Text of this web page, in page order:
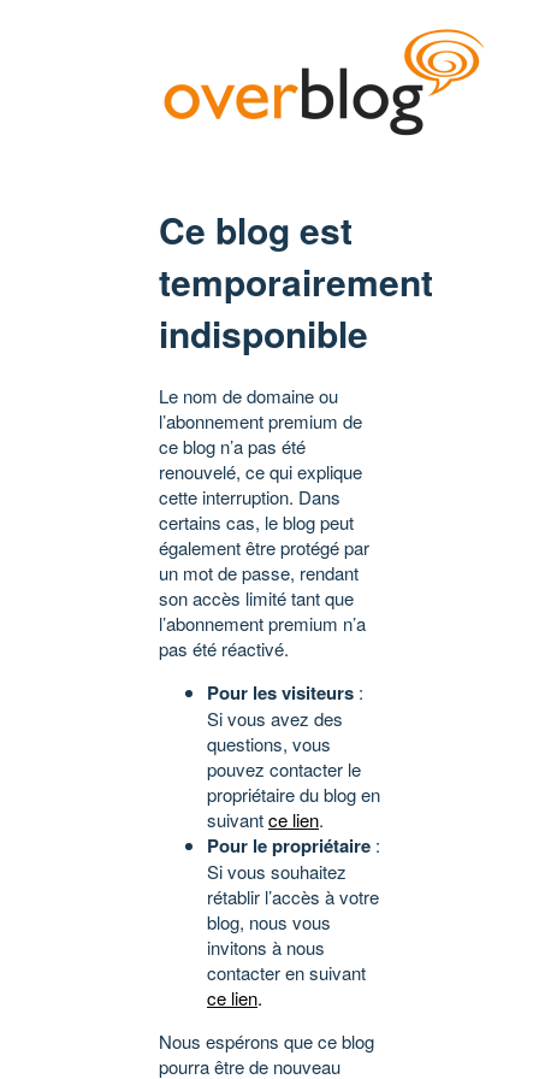
Ce blog est
temporairement
indisponible
Le nom de domaine ou
l’abonnement premium de
ce blog n’a pas été
renouvelé, ce qui explique
cette interruption. Dans
certains cas, le blog peut
également être protégé par
un mot de passe, rendant
son accès limité tant que
l’abonnement premium n’a
pas été réactivé.
Pour les visiteurs :
Si vous avez des
questions, vous
pouvez contacter le
propriétaire du blog en
suivantce lien.
Pour le propriétaire :
Si vous souhaitez
rétablir l’accès à votre
blog, nous vous
invitons à nous
contacter en suivant
ce lien.
Nous espérons que ce blog
pourra être de nouveau